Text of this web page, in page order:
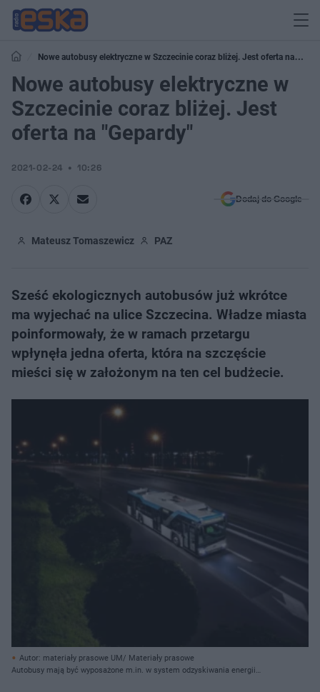
Nowe autobusy elektryczne w Szczecinie coraz bliżej. Jest oferta na
"Gepardy"
Nowe autobusy elektryczne w
Szczecinie coraz bliżej. Jest
oferta na "Gepardy"
2021-02-24 10:26
Dodaj do Google
Mateusz Tomaszewicz PAZ
Sześć ekologicznych autobusów już wkrótce
ma wyjechać na ulice Szczecina. Władze miasta
poinformowały, że w ramach przetargu
wpłynęła jedna oferta, która na szczęście
mieści się w założonym na ten cel budżecie.
Autor: materiały prasowe UM/ Materiały prasowe
Autobusy mają być wyposażone m.in. w system odzyskiwania energii